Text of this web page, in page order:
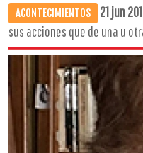
ACONTECIMIENTOS 21 jun
sus acciones que de una u